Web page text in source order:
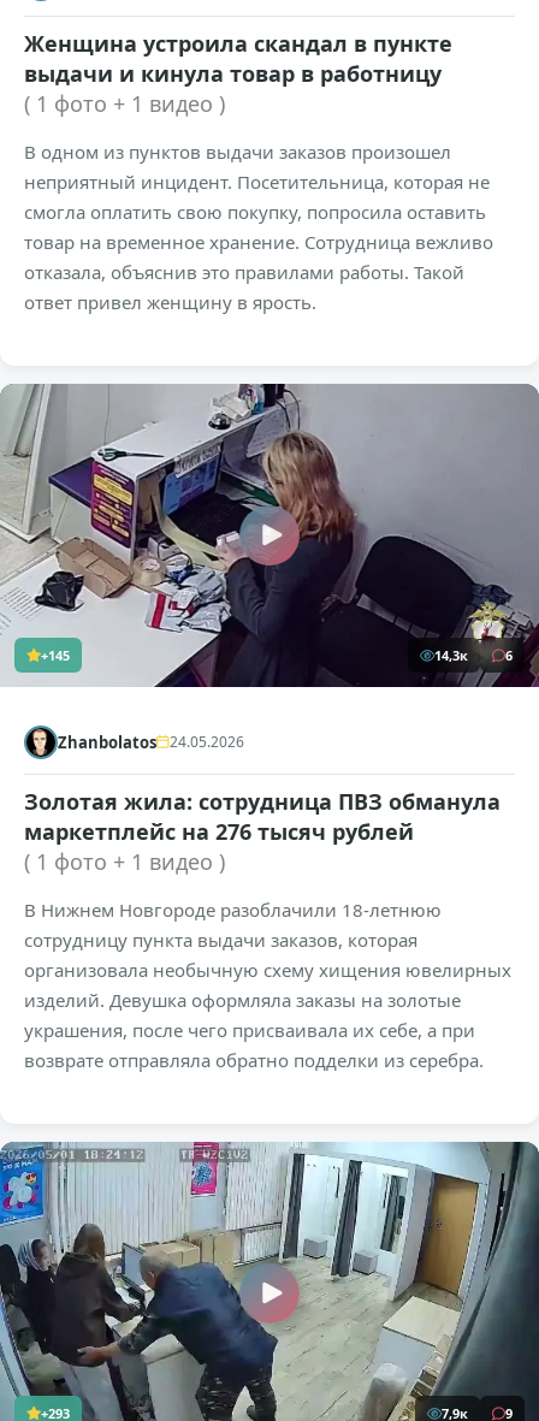
Женщина устроила скандал в пункте
выдачи и кинула товар в работницу
( 1 фото + 1 видео )
В одном из пунктов выдачи заказов произошел
неприятный инцидент. Посетительница, которая не
смогла оплатить свою покупку, попросила оставить
товар на временное хранение. Сотрудница вежливо
отказала, объяснив это правилами работы. Такой
ответ привел женщину в ярость.
+145 14,3к 6
Zhanbolatos 24.05.2026
Золотая жила: сотрудница ПВЗ обманула
маркетплейс на 276 тысяч рублей
( 1 фото + 1 видео )
В Нижнем Новгороде разоблачили 18-летнюю
сотрудницу пункта выдачи заказов, которая
организовала необычную схему хищения ювелирных
изделий. Девушка оформляла заказы на золотые
украшения, после чего присваивала их себе, а при
возврате отправляла обратно подделки из серебра.
+293 7,9к 9